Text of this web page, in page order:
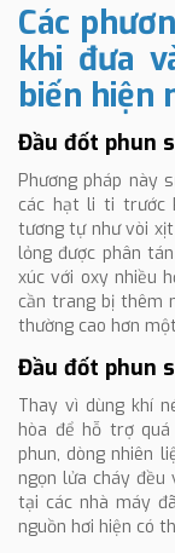
Các
khi đưa
biến hiện
Đầu đốt phun
Phương pháp này
các hạt li ti trước
tương tự như vòi
lỏng được phân
xúc với oxy nhiều
cần trang bị thêm
thường cao hơn
Đầu đốt phun
Thay vì dùng khí
hòa để hỗ trợ
phun, dòng nhiên
ngọn lửa cháy đều
tại các nhà máy
nguồn hơi hiện có